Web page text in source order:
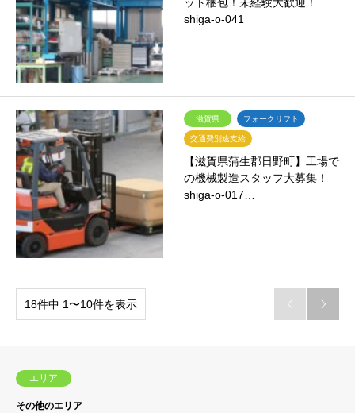
shiga-o-041
滋賀県 フォークリフト
交通費別途支給
【滋賀県蒲生郡日野町】工場で
の機械製造スタッフ大募集！
shiga-o-017…
18件中 1〜10件を表示  
エリア
その他のエリア